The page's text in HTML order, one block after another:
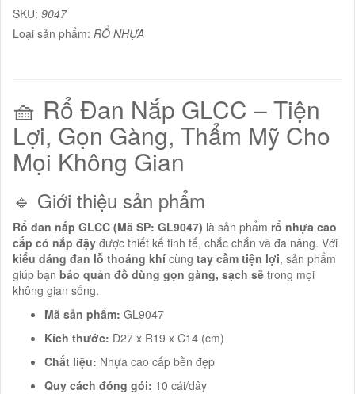
SKU: 9047
Loại sản phẩm: RỔ NHỰA
🧺 Rổ Đan Nắp GLCC – Tiện
Lợi, Gọn Gàng, Thẩm Mỹ Cho
Mọi Không Gian
🔹 Giới thiệu sản phẩm
Rổ đan nắp GLCC (Mã SP: GL9047) là sản phẩm rổ nhựa cao
cấp có nắp đậy được thiết kế tinh tế, chắc chắn và đa năng. Với
kiểu dáng đan lỗ thoáng khí cùng tay cầm tiện lợi, sản phẩm
giúp bạn bảo quản đồ dùng gọn gàng, sạch sẽ trong mọi
không gian sống.
Mã sản phẩm: GL9047
Kích thước: D27 x R19 x C14 (cm)
Chất liệu: Nhựa cao cấp bền đẹp
Quy cách đóng gói: 10 cái/dây